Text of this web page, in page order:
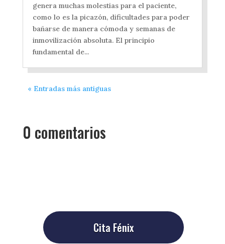
genera muchas molestias para el paciente,
como lo es la picazón, dificultades para poder
bañarse de manera cómoda y semanas de
inmovilización absoluta. El principio
fundamental de...
« Entradas más antiguas
0 comentarios
Cita Fénix